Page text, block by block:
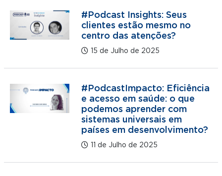
#Podcast Insights: Seus
clientes estão mesmo no
centro das atenções?
15 de Julho de 2025
#PodcastImpacto: Eficiência
e acesso em saúde: o que
podemos aprender com
sistemas universais em
países em desenvolvimento?
11 de Julho de 2025